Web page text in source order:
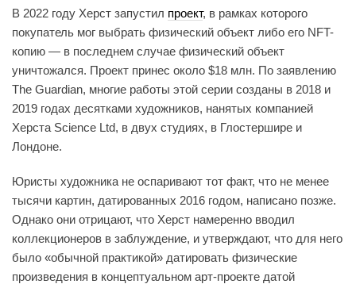
В 2022 году Херст запустил проект, в рамках которого
покупатель мог выбрать физический объект либо его NFT-
копию — в последнем случае физический объект
уничтожался. Проект принес около $18 млн. По заявлению
The Guardian, многие работы этой серии созданы в 2018 и
2019 годах десятками художников, нанятых компанией
Херста Science Ltd, в двух студиях, в Глостершире и
Лондоне.
Юристы художника не оспаривают тот факт, что не менее
тысячи картин, датированных 2016 годом, написано позже.
Однако они отрицают, что Херст намеренно вводил
коллекционеров в заблуждение, и утверждают, что для него
было «обычной практикой» датировать физические
произведения в концептуальном арт-проекте датой